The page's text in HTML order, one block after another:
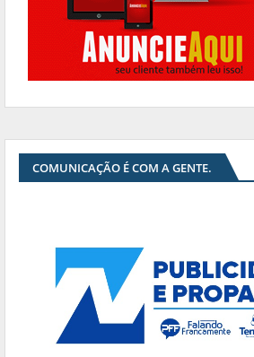
COMUNICAÇÃO É COM A GENTE.